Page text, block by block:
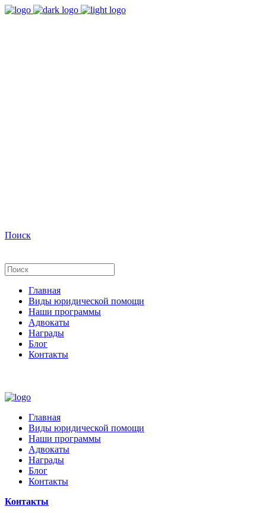
Поиск
Главная
Виды юридической помощи
Наши программы
Адвокаты
Награды
Блог
Контакты
Главная
Виды юридической помощи
Наши программы
Адвокаты
Награды
Блог
Контакты
Контакты